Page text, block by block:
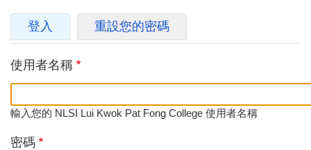
結
主
要
索
引
標
籤
登入
用
中
頁
籤)
重設您的密碼
使用者名稱
輸入您的 NLSI Lui Kwok Pat Fong College 使用者名稱
密碼